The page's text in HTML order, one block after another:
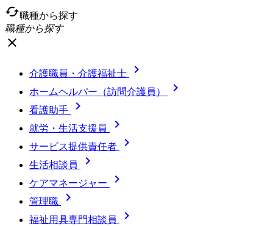
cached職種から探す
職種から探す
close
介護職員・介護福祉士 
ホームヘルパー（訪問介護員） 
看護助手 
就労・生活支援員 
サービス提供責任者 
生活相談員 
ケアマネージャー 
管理職 
福祉用具専門相談員 